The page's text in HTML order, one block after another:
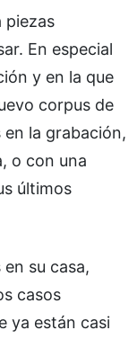
piezas
En especial
y en la que
corpus de
la grabación,
o con una
últimos
su casa,
casos
ya están casi